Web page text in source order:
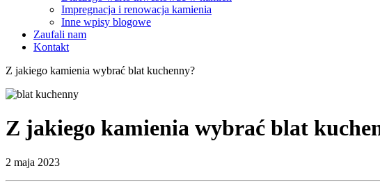
Impregnacja i renowacja kamienia
Inne wpisy blogowe
Zaufali nam
Kontakt
Z jakiego kamienia wybrać blat kuchenny?
Z jakiego kamienia wybrać blat
2 maja 2023